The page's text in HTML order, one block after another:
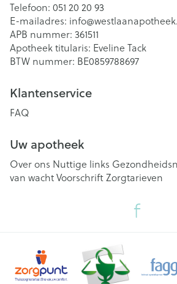
Telefoon: 051 20 20 93
E-mailadres: info@
APB nummer: 361511
Apotheek titularis: Eveline Tack
BTW nummer: BE0859788697
Klantenservice
FAQ
Uw apotheek
Over ons Nuttige links
van wachtVoorschriftZorgtarieven